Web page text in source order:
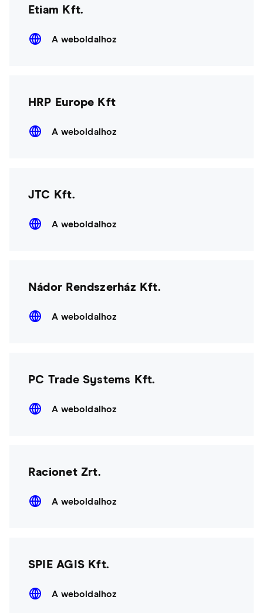
Etiam Kft.
A weboldalhoz
HRP Europe Kft
A weboldalhoz
JTC Kft.
A weboldalhoz
Nádor Rendszerház Kft.
A weboldalhoz
PC Trade Systems Kft.
A weboldalhoz
Racionet Zrt.
A weboldalhoz
SPIE AGIS Kft.
A weboldalhoz